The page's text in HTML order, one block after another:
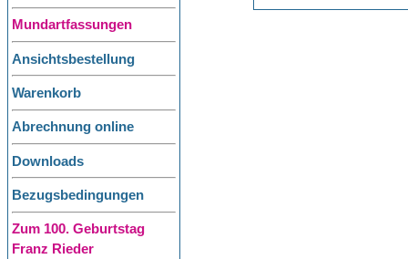
Mundartfassungen
Ansichtsbestellung
Warenkorb
Abrechnung online
Downloads
Bezugsbedingungen
Zum 100. Geburtstag
Franz Rieder